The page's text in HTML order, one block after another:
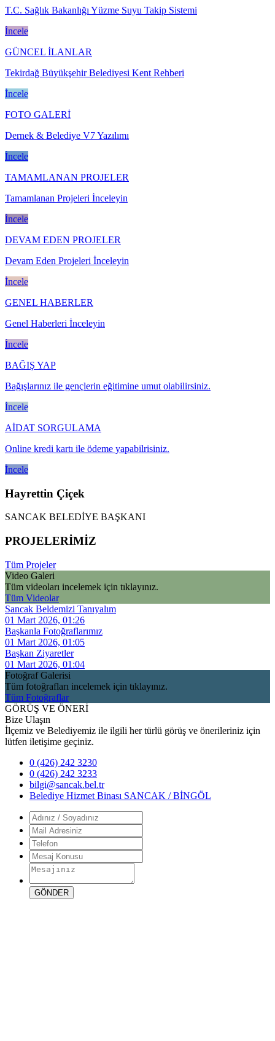
T.C. Sağlık Bakanlığı Yüzme Suyu Takip Sistemi
İncele
GÜNCEL İLANLAR
Tekirdağ Büyükşehir Belediyesi Kent Rehberi
İncele
FOTO GALERİ
Dernek & Belediye V7 Yazılımı
İncele
TAMAMLANAN PROJELER
Tamamlanan Projeleri İnceleyin
İncele
DEVAM EDEN PROJELER
Devam Eden Projeleri İnceleyin
İncele
GENEL HABERLER
Genel Haberleri İnceleyin
İncele
BAĞIŞ YAP
Bağışlarınız ile gençlerin eğitimine umut olabilirsiniz.
İncele
AİDAT SORGULAMA
Online kredi kartı ile ödeme yapabilrisiniz.
İncele
Hayrettin Çiçek
SANCAK BELEDİYE BAŞKANI
PROJELERİMİZ
Tüm Projeler
Video Galeri
Tüm videoları incelemek için tıklayınız.
Tüm Videolar
Sancak Beldemizi Tanıyalım
01 Mart 2026, 01:26
Başkanla Fotoğraflarımız
01 Mart 2026, 01:05
Başkan Ziyaretler
01 Mart 2026, 01:04
Fotoğraf Galerisi
Tüm fotoğrafları incelemek için tıklayınız.
Tüm Fotoğraflar
GÖRÜŞ VE ÖNERİ
Bize Ulaşın
İlçemiz ve Belediyemiz ile ilgili her türlü görüş ve önerileriniz için
lütfen iletişime geçiniz.
0 (426) 242 3230
0 (426) 242 3233
bilgi@sancak.bel.tr
Belediye Hizmet Binası SANCAK / BİNGÖL